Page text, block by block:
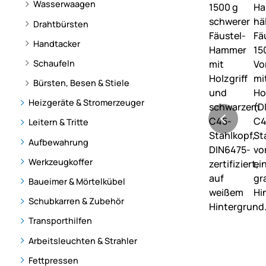
Wasserwaagen
Drahtbürsten
Handtacker
Schaufeln
Bürsten, Besen & Stiele
Heizgeräte & Stromerzeuger
Leitern & Tritte
Aufbewahrung
Werkzeugkoffer
Baueimer & Mörtelkübel
Schubkarren & Zubehör
Transporthilfen
Arbeitsleuchten & Strahler
Fettpressen